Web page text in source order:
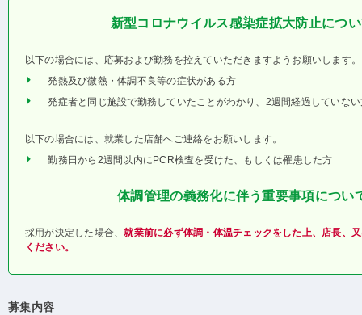
新型コロナウイルス感染症拡大防止につ
以下の場合には、応募および勤務を控えていただきますようお願いします。
発熱及び微熱・体調不良等の症状がある方
発症者と同じ施設で勤務していたことがわかり、2週間経過していな
以下の場合には、就業した店舗へご連絡をお願いします。
勤務日から2週間以内にPCR検査を受けた、もしくは罹患した方
体調管理の義務化に伴う重要事項につい
採用が決定した場合、就業前に必ず体調・体温チェックをした上、店長、
ください。
募集内容